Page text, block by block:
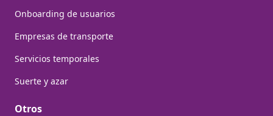
Onboarding de usuarios
Empresas de transporte
Servicios temporales
Suerte y azar
Otros